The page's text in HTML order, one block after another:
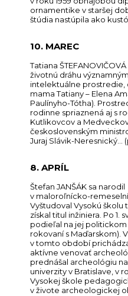
ornamentike v staršej
štúdia nastúpila ako
10. MAREC
Tatiana
životnú dráhu
intelektuálne prostredie,
mama Tatiany – Elena
Paulínyho-Tótha).
rodinne spriaznená aj s
Kutlikovcov a
československým
Juraj Slávik-Neresnický… (
8. APRÍL
Štefan JANŠÁK sa
v maloroľnícko-
Vyštudoval Vysokú školu
získal titul inžiniera. Po 1.
podieľal na jej
rokovaní s Maďarskom).
v tomto období prichádza
aktívne venovať
prednášal archeológiu
univerzity v Bratislave, v
Vysokej škole
v živote archeologickej